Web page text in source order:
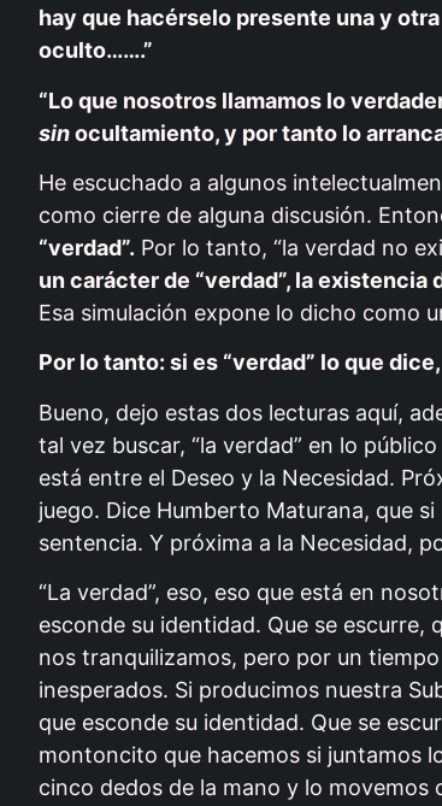
hay que hacérselo presente una y
oculto…….”
“Lo que nosotros llamamos lo
sinocultamiento, y por tanto lo
He escuchado a algunos
como cierre de alguna discusión.
“verdad”. Por lo tanto, “la verdad no
un carácter de “verdad”, la existencia
Esa simulación expone lo dicho como
Por lo tanto: si es “verdad” lo que
Bueno, dejo estas dos lecturas aquí,
tal vez buscar, “la verdad” en lo
está entre el Deseo y la Necesidad.
juego. Dice Humberto Maturana, que
sentencia. Y próxima a la Necesidad,
“La verdad”, eso, eso que está en
esconde su identidad. Que se
nos tranquilizamos, pero por un
inesperados. Si producimos nuestra
que esconde su identidad. Que se
montoncito que hacemos si juntamos
cinco dedos de la mano y lo